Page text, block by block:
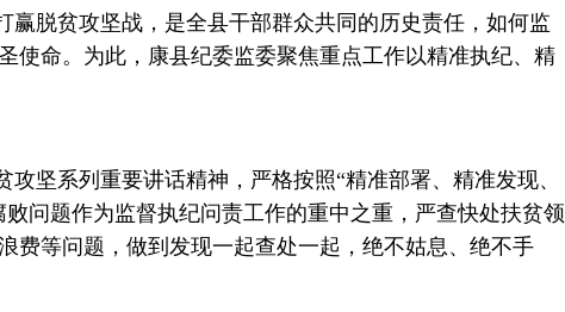
脱贫攻坚战，是全县干部群众共同的历史责任，如何监
使命。为此，康县纪委监委聚焦重点工作以精准执纪、精
坚系列重要讲话精神，严格按照“精准部署、精准发现、
问题作为监督执纪问责工作的重中之重，严查快处扶贫领
费等问题，做到发现一起查处一起，绝不姑息、绝不手